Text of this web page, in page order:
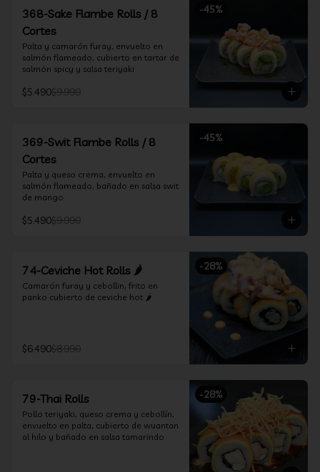
-45%
368-Sake Flambe Rolls / 8
Cortes
Palta y camarón furay, envuelto en
salmón flameado, cubierto en tartar de
salmón spicy y salsa teriyaki
$5.490$9.990
-45%
369-Swit Flambe Rolls / 8
Cortes
Palta y queso crema, envuelto en
salmón flameado, bañado en salsa swit
de mango
$5.490$9.990
-28%
74-Ceviche Hot Rolls 🌶️
Camarón furay y cebollin, frito en
panko cubierto de ceviche hot 🌶️
$6.490$8.990
-28%
79-Thai Rolls
Pollo teriyaki, queso crema y cebollín,
envuelto en palta, cubierto de wuantan
al hilo y bañado en salsa tamarindo